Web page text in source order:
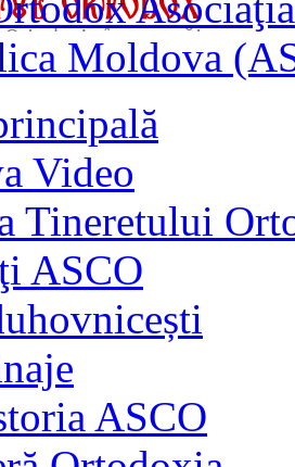
Moldova
Video
Tineretului
ASCO
ASCO